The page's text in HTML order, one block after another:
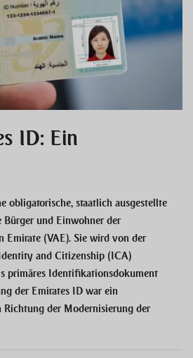
ID: Ein
obligatorische, staatlich ausgestellte
und Einwohner der
Emirate (VAE). Sie wird von der
and Citizenship (ICA)
primäres Identifikationsdokument
der Emirates ID war ein
der Modernisierung der